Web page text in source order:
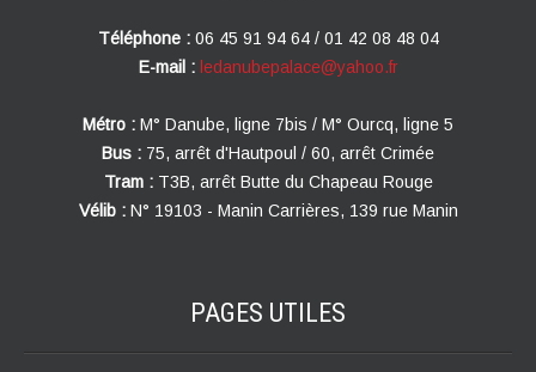
Téléphone : 06 45 91 94 64 / 01 42 08 48 04
E-mail : ledanubepalace@yahoo.fr
Métro : M° Danube, ligne 7bis / M° Ourcq, ligne 5
Bus : 75, arrêt d'Hautpoul / 60, arrêt Crimée
Tram : T3B, arrêt Butte du Chapeau Rouge
Vélib : N° 19103 - Manin Carrières, 139 rue Manin
PAGES UTILES